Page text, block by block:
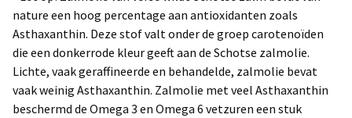
nature een hoog percentage aan antioxidanten zoals
Asthaxanthin. Deze stof valt onder de groep carotenoïden
die een donkerrode kleur geeft aan de Schotse zalmolie.
Lichte, vaak geraffineerde en behandelde, zalmolie bevat
vaak weinig Asthaxanthin. Zalmolie met veel Asthaxanthin
beschermd de Omega 3 en Omega 6 vetzuren een stuk